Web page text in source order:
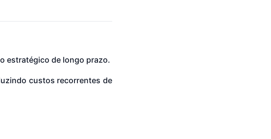
estratégico de longo prazo.
custos recorrentes de